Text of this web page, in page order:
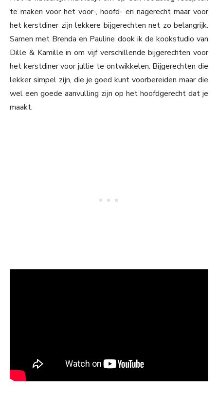
te maken voor het voor-, hoofd- en nagerecht maar voor
het kerstdiner zijn lekkere bijgerechten net zo belangrijk.
Samen met Brenda en Pauline dook ik de kookstudio van
Dille & Kamille in om vijf verschillende bijgerechten voor
het kerstdiner voor jullie te ontwikkelen. Bijgerechten die
lekker simpel zijn, die je goed kunt voorbereiden maar die
wel een goede aanvulling zijn op het hoofdgerecht dat je
maakt.